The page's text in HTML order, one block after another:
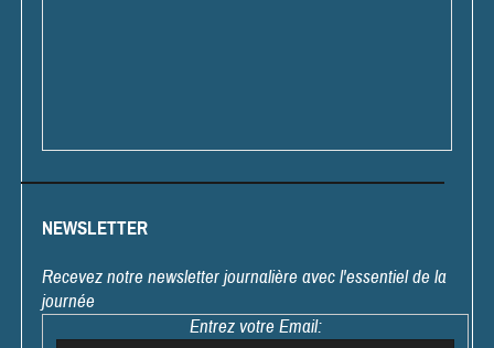
NEWSLETTER
Recevez notre newsletter journalière avec l'essentiel de la
journée
Entrez votre Email: